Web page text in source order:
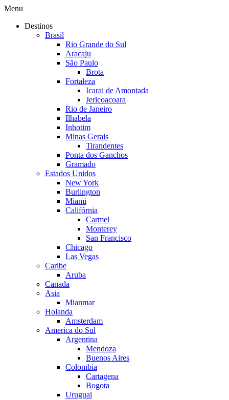
Menu
Destinos
Brasil
Rio Grande do Sul
Aracaju
São Paulo
Brota
Fortaleza
Icarai de Amontada
Jericoacoara
Rio de Janeiro
Ilhabela
Inhotim
Minas Gerais
Tirandentes
Ponta dos Ganchos
Gramado
Estados Unidos
New York
Burlington
Miami
Califórnia
Carmel
Monterey
San Francisco
Chicago
Las Vegas
Caribe
Aruba
Canada
Asia
Mianmar
Holanda
Amsterdam
America do Sul
Argentina
Mendoza
Buenos Aires
Colombia
Cartagena
Bogota
Uruguai